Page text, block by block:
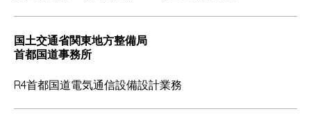
国土交通省関東地方整備局
首都国道事務所
R4首都国道電気通信設備設計業務